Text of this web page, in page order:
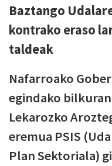
Baztango
kontrako eraso
taldeak
Nafarroako
egindako
Lekarozko
eremua PSIS
Plan Sektoriala)